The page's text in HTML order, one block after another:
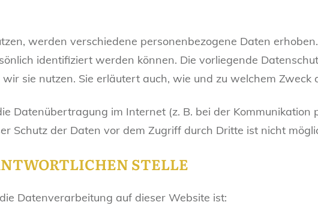
werden verschiedene personenbezogene Daten
identifiziert werden können. Die vorliegende
sie nutzen. Sie erläutert auch, wie und zu welchem Zweck
Datenübertragung im Internet (z. B. bei der Kommunikation
Schutz der Daten vor dem Zugriff durch Dritte ist nicht
STELLE
Datenverarbeitung auf dieser Website ist: